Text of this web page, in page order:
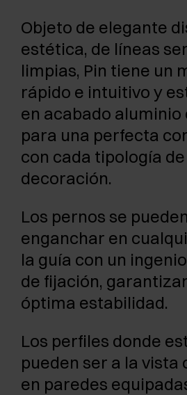
Objeto de elegante
estética, de líneas
limpias, Pin tiene un
rápido e intuitivo y
en acabado aluminio
para una perfecta
con cada tipología
decoración.
Los pernos se
enganchar en
la guía con un
de fijación,
óptima estabilidad.
Los perfiles donde
pueden ser a la vista
en paredes